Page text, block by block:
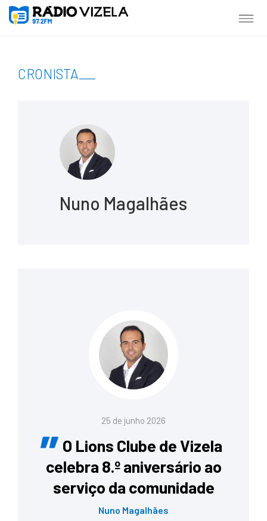
CRONISTA
Nuno Magalhães
25 de junho 2026
O Lions Clube de Vizela
celebra 8.º aniversário ao
serviço da comunidade
Nuno Magalhães